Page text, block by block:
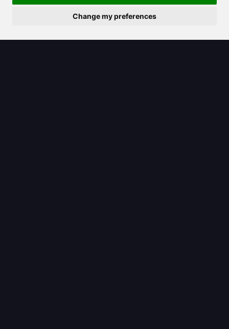
Change my preferences
facilidade e obtenha resultados
profissionais em segundos